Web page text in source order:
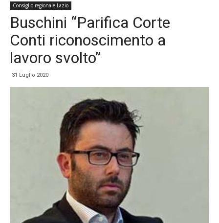
Consiglio regionale Lazio
Buschini “Parifica Corte
Conti riconoscimento a
lavoro svolto”
31 Luglio 2020